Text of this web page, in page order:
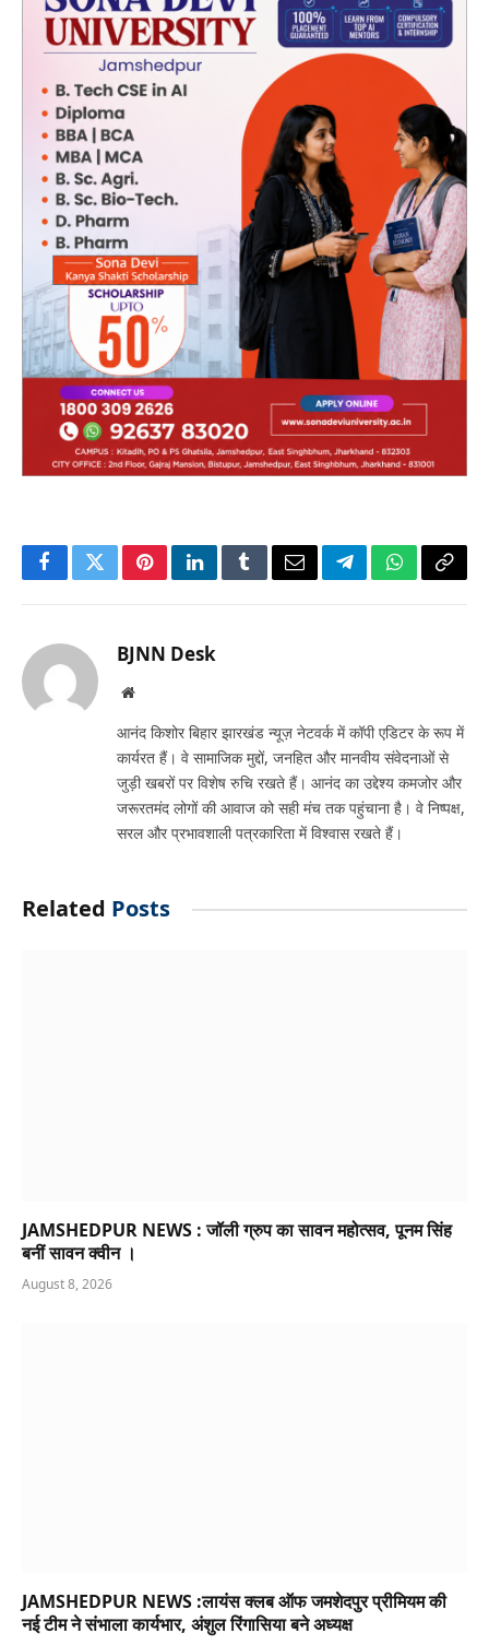
FacebookTwitterPinterestLinkedInTumblrEmailTelegramWhatsApp
Copy
BJNN Desk
Website
आनंद किशोर बिहार झारखंड न्यूज़ नेटवर्क में कॉपी एडिटर के रूप में
कार्यरत हैं। वे सामाजिक मुद्दों, जनहित और मानवीय संवेदनाओं से
जुड़ी खबरों पर विशेष रुचि रखते हैं। आनंद का उद्देश्य कमजोर और
जरूरतमंद लोगों की आवाज को सही मंच तक पहुंचाना है। वे निष्पक्ष,
सरल और प्रभावशाली पत्रकारिता में विश्वास रखते हैं।
Related Posts
JAMSHEDPUR NEWS : जॉली ग्रुप का सावन महोत्सव, पूनम सिंह
बनीं सावन क्वीन ।
August 8, 2026
JAMSHEDPUR NEWS :लायंस क्लब ऑफ जमशेदपुर प्रीमियम की
नई टीम ने संभाला कार्यभार, अंशुल रिंगासिया बने अध्यक्ष